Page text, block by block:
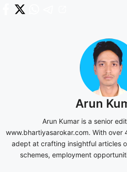
Arun
Arun Kumar is a senior
www.bhartiyasarokar.com. With over
adept at crafting insightful articles
schemes, employment